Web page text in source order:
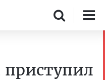
приступил